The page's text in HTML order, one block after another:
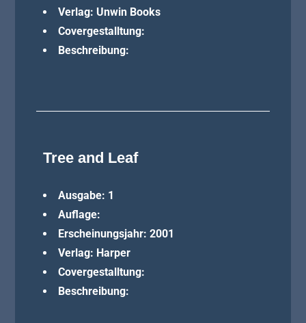
Verlag: Unwin Books
Covergestalltung:
Beschreibung:
Tree and Leaf
Ausgabe: 1
Auflage:
Erscheinungsjahr: 2001
Verlag: Harper
Covergestalltung:
Beschreibung: